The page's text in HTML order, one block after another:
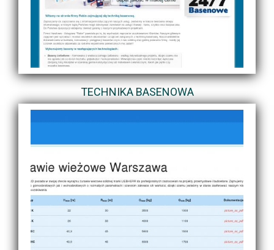
TECHNIKA BASENOWA